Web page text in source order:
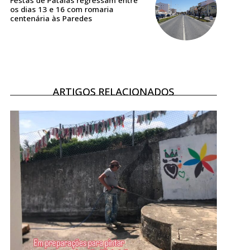
assinantes
os dias 13 e 16 com romaria
centenária às Paredes
ARTIGOS RELACIONADOS